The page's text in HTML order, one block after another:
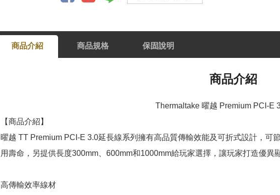
商品介紹 商品規格 保固說明
商品介紹
Thermaltake 曜越 Premium PCI-E
【商品介紹】
曜越 TT Premium PCI-E 3.0延長線系列擁有高品質傳輸效能及可折式設計，可
用壽命，另提供長度300mm、600mm和1000mm給玩家選擇，讓玩家打造優異
高傳輸效率線材